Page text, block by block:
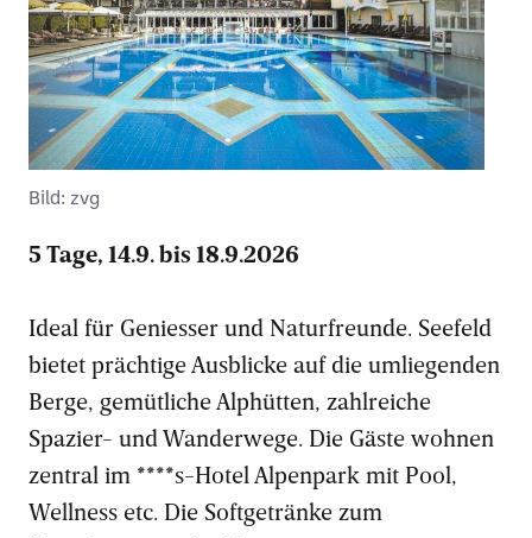
Bild: zvg
5 Tage, 14.9. bis 18.9.2026
Ideal für Geniesser und Naturfreunde. Seefeld
bietet prächtige Ausblicke auf die umliegenden
Berge, gemütliche Alphütten, zahlreiche
Spazier- und Wanderwege. Die Gäste wohnen
zentral im ****s-Hotel Alpenpark mit Pool,
Wellness etc. Die Softgetränke zum